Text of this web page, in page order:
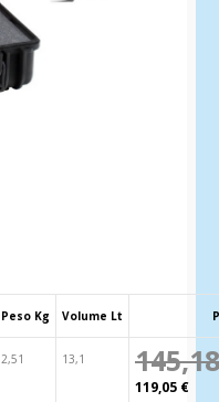
Peso Kg Volume Lt
2,51 13,1
119,05 €